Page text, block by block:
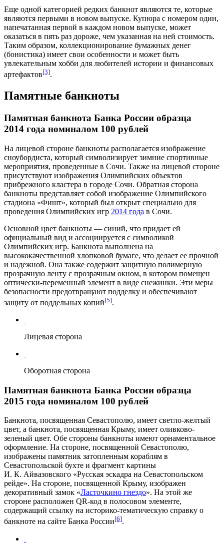
Еще одной категорией редких банкнот являются те, которые
являются первыми в новом выпуске. Купюра с номером один,
напечатанная первой в каждом новом выпуске, может
оказаться в пять раз дороже, чем указанная на ней стоимость.
Таким образом, коллекционирование бумажных денег
(бонистика) имеет свои особенности и может быть
увлекательным хобби для любителей истории и финансовых
артефактов[3].
Памятные банкноты
Памятная банкнота Банка России образца
2014 года номиналом 100 рублей
На лицевой стороне банкноты располагается изображение
сноубордиста, который символизирует зимние спортивные
мероприятия, проведенные в Сочи. Также на лицевой стороне
присутствуют изображения Олимпийских объектов
прибрежного кластера в городе Сочи. Обратная сторона
банкноты представляет собой изображение Олимпийского
стадиона «Фишт», который был открыт специально для
проведения Олимпийских игр 2014 года в Сочи.
Основной цвет банкноты — синий, что придает ей
официальный вид и ассоциируется с символикой
Олимпийских игр. Банкнота выполнена на
высококачественной хлопковой бумаге, что делает ее прочной
и надежной. Она также содержит защитную полимерную
прозрачную ленту с прозрачным окном, в котором помещен
оптически-переменный элемент в виде снежинки. Эти меры
безопасности предотвращают подделку и обеспечивают
защиту от поддельных копий[5].
Лицевая сторона
Оборотная сторона
Памятная банкнота Банка России образца
2015 года номиналом 100 рублей
Банкнота, посвященная Севастополю, имеет светло-желтый
цвет, а банкнота, посвященная Крыму, имеет оливково-
зеленый цвет. Обе стороны банкноты имеют орнаментальное
оформление. На стороне, посвященной Севастополю,
изображены памятник затопленным кораблям в
Севастопольской бухте и фрагмент картины
И. К. Айвазовского «Русская эскадра на Севастопольском
рейде». На стороне, посвященной Крыму, изображен
декоративный замок «Ласточкино гнездо». На этой же
стороне расположен QR-код в полосовом элементе,
содержащий ссылку на историко-тематическую справку о
банкноте на сайте Банка России[6].